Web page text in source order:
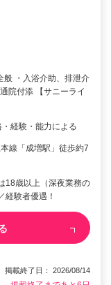
般 ・入浴介助、排泄介
院付添 【サニーライ
経験・能力による
線「成増駅」徒歩約7
18歳以上（深夜業務の
経験者優遇！
載終了日： 2026/08/14